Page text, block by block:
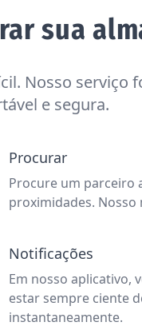
sua
Nosso serviço
e segura.
Procurar
Procure um parceiro
proximidades. Nosso
Notificações
Em nosso aplicativo,
estar sempre ciente
instantaneamente.